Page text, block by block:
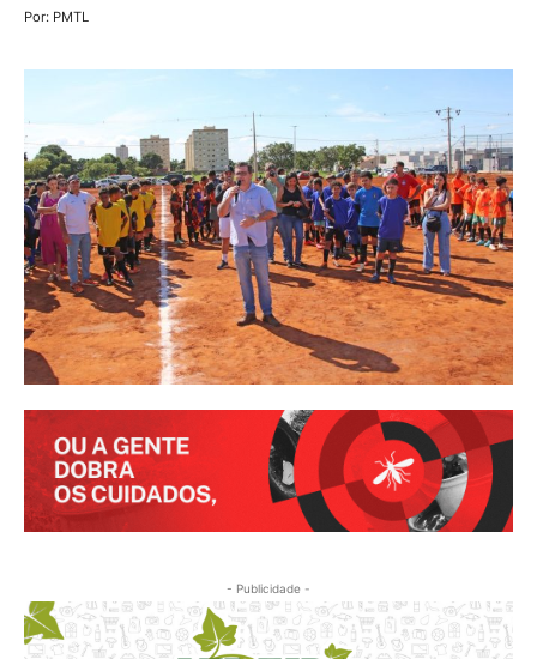
Por: PMTL
- Publicidade -